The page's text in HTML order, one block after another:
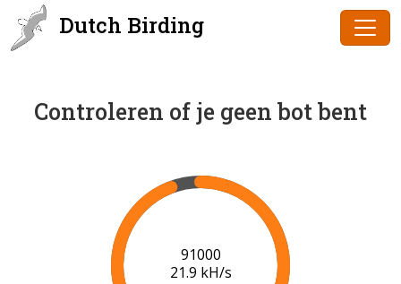
Dutch Birding
Controleren of je geen bot bent
91000
21.9 kH/s